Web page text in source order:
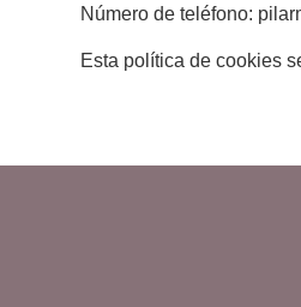
Número de teléfono:
Esta política de cookies